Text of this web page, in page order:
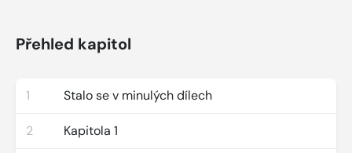
Přehled kapitol
1 Stalo se v minulých dílech
2 Kapitola 1